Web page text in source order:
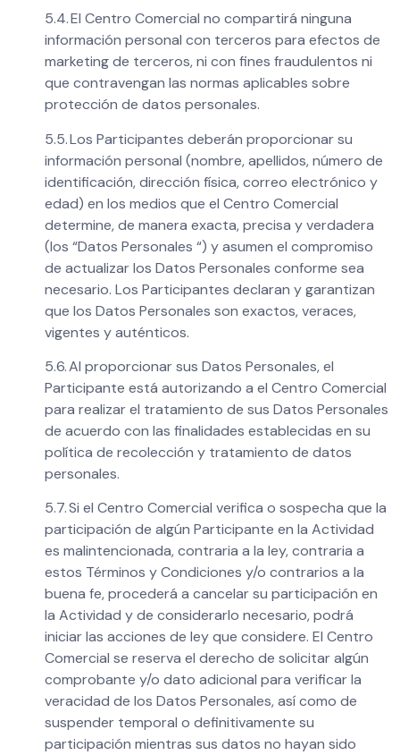
5.4. El Centro Comercial no compartirá ninguna
información personal con terceros para efectos de
marketing de terceros, ni con fines fraudulentos ni
que contravengan las normas aplicables sobre
protección de datos personales.
5.5. Los Participantes deberán proporcionar su
información personal (nombre, apellidos, número de
identificación, dirección física, correo electrónico y
edad) en los medios que el Centro Comercial
determine, de manera exacta, precisa y verdadera
(los “Datos Personales “) y asumen el compromiso
de actualizar los Datos Personales conforme sea
necesario. Los Participantes declaran y garantizan
que los Datos Personales son exactos, veraces,
vigentes y auténticos.
5.6. Al proporcionar sus Datos Personales, el
Participante está autorizando a el Centro Comercial
para realizar el tratamiento de sus Datos Personales
de acuerdo con las finalidades establecidas en su
política de recolección y tratamiento de datos
personales.
5.7. Si el Centro Comercial verifica o sospecha que la
participación de algún Participante en la Actividad
es malintencionada, contraria a la ley, contraria a
estos Términos y Condiciones y/o contrarios a la
buena fe, procederá a cancelar su participación en
la Actividad y de considerarlo necesario, podrá
iniciar las acciones de ley que considere. El Centro
Comercial se reserva el derecho de solicitar algún
comprobante y/o dato adicional para verificar la
veracidad de los Datos Personales, así como de
suspender temporal o definitivamente su
participación mientras sus datos no hayan sido